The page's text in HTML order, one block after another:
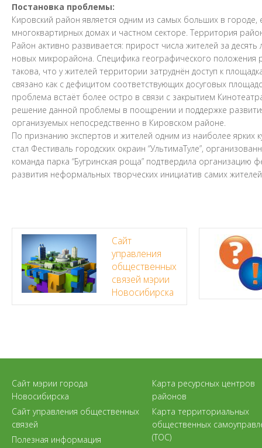
Постановка проблемы:
Кировский район является одним из самых больших в
многоквартирных домах и частном секторе. Территория
Район активно развивается: прирост числа жителей за
новых микрорайона. Специфика географического
такова, что у жителей территории затруднён доступ к
связано как с дефицитом соответствующих досуговых
проблема встаёт более остро в связи с закрытием
решение данной проблемы в поощрении и поддержке
организуемых непосредственно в Кировском районе.
По признанию экспертов и жителей одним из наиболее
стал Фестиваль городских окраин “УльтимаТуле”,
команда парка “Бугринская роща” подтвердила организацию
развития неформальных творческих инициатив самих
Сайт
управления
общественных
связей мэрии
Новосибирска
Сайт мэрии города
Новосибирска
Сайт управления общественных
связей
Полезная информация
Карта ресурсных центров
районов
Карта территориальных
общественных
(ТОС)